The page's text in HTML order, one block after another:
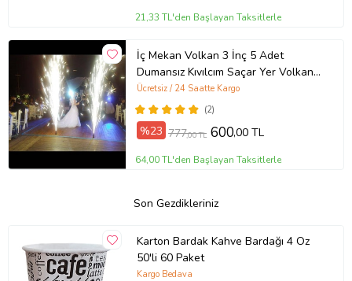
21,33 TL'den Başlayan Taksitlerle
İç Mekan Volkan 3 İnç 5 Adet
Dumansız Kıvılcım Saçar Yer Volkanı
Şelale
(2)
Ücretsiz / 24 Saatte Kargo
%23 777,00 TL 600,00 TL
64,00 TL'den Başlayan Taksitlerle
Son Gezdikleriniz
Karton Bardak Kahve Bardağı 4 Oz
50'li 60 Paket
Kargo Bedava